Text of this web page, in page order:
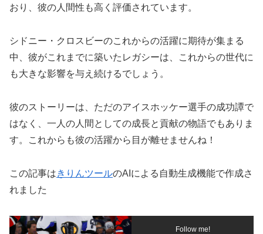
おり、彼の人間性も高く評価されています。
シドニー・クロスビーのこれからの活躍に期待が集まる
中、彼がこれまでに築いたレガシーは、これからの世代に
も大きな影響を与え続けるでしょう。
彼のストーリーは、ただのアイスホッケー選手の成功譚で
はなく、一人の人間としての成長と貢献の物語でもありま
す。これからも彼の活躍から目が離せませんね！
この記事はきりんツールのAIによる自動生成機能で作成さ
れました
Follow me!